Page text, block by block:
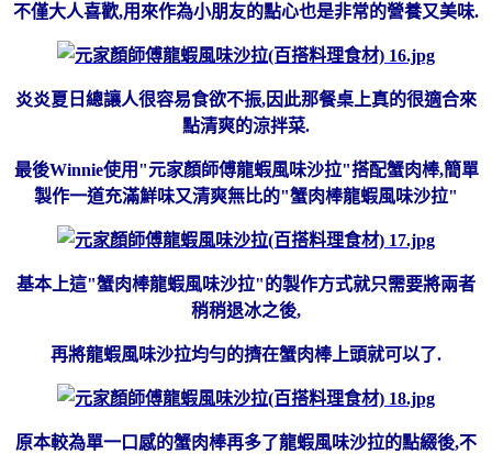
不僅大人喜歡,用來作為小朋友的點心也是非常的營養又美味.
炎炎夏日總讓人很容易食欲不振,因此那餐桌上真的很適合來
點清爽的涼拌菜.
最後Winnie使用"元家顏師傅龍蝦風味沙拉"搭配蟹肉棒,簡單
製作一道充滿鮮味又清爽無比的"蟹肉棒龍蝦風味沙拉"
基本上這"蟹肉棒龍蝦風味沙拉"的製作方式就只需要將兩者
稍稍退冰之後,
再將龍蝦風味沙拉均勻的擠在蟹肉棒上頭就可以了.
原本較為單一口感的蟹肉棒再多了龍蝦風味沙拉的點綴後,不